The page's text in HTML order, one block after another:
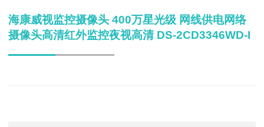
海康威视监控摄像头 400万星光级 网线供电网络
摄像头高清红外监控夜视高清 DS-2CD3346WD-I